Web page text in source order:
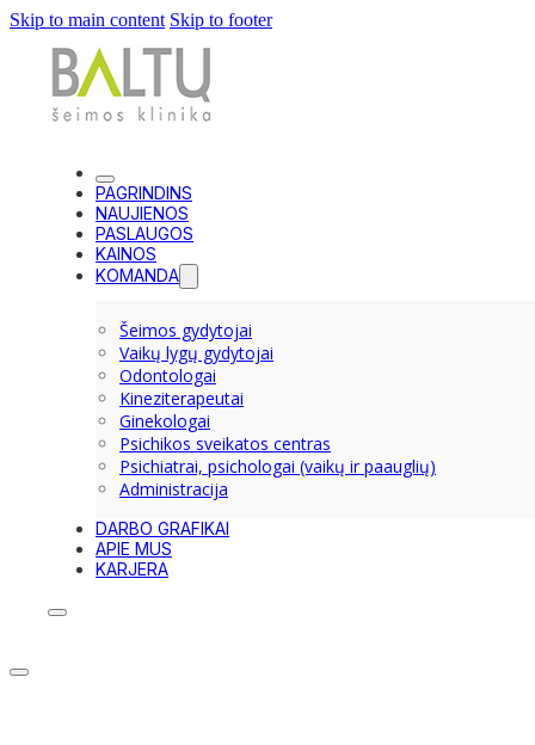
Skip to main content Skip to footer
PAGRINDINS
NAUJIENOS
PASLAUGOS
KAINOS
KOMANDA
Šeimos gydytojai
Vaikų lygų gydytojai
Odontologai
Kineziterapeutai
Ginekologai
Psichikos sveikatos centras
Psichiatrai, psichologai (vaikų ir paauglių)
Administracija
DARBO GRAFIKAI
APIE MUS
KARJERA